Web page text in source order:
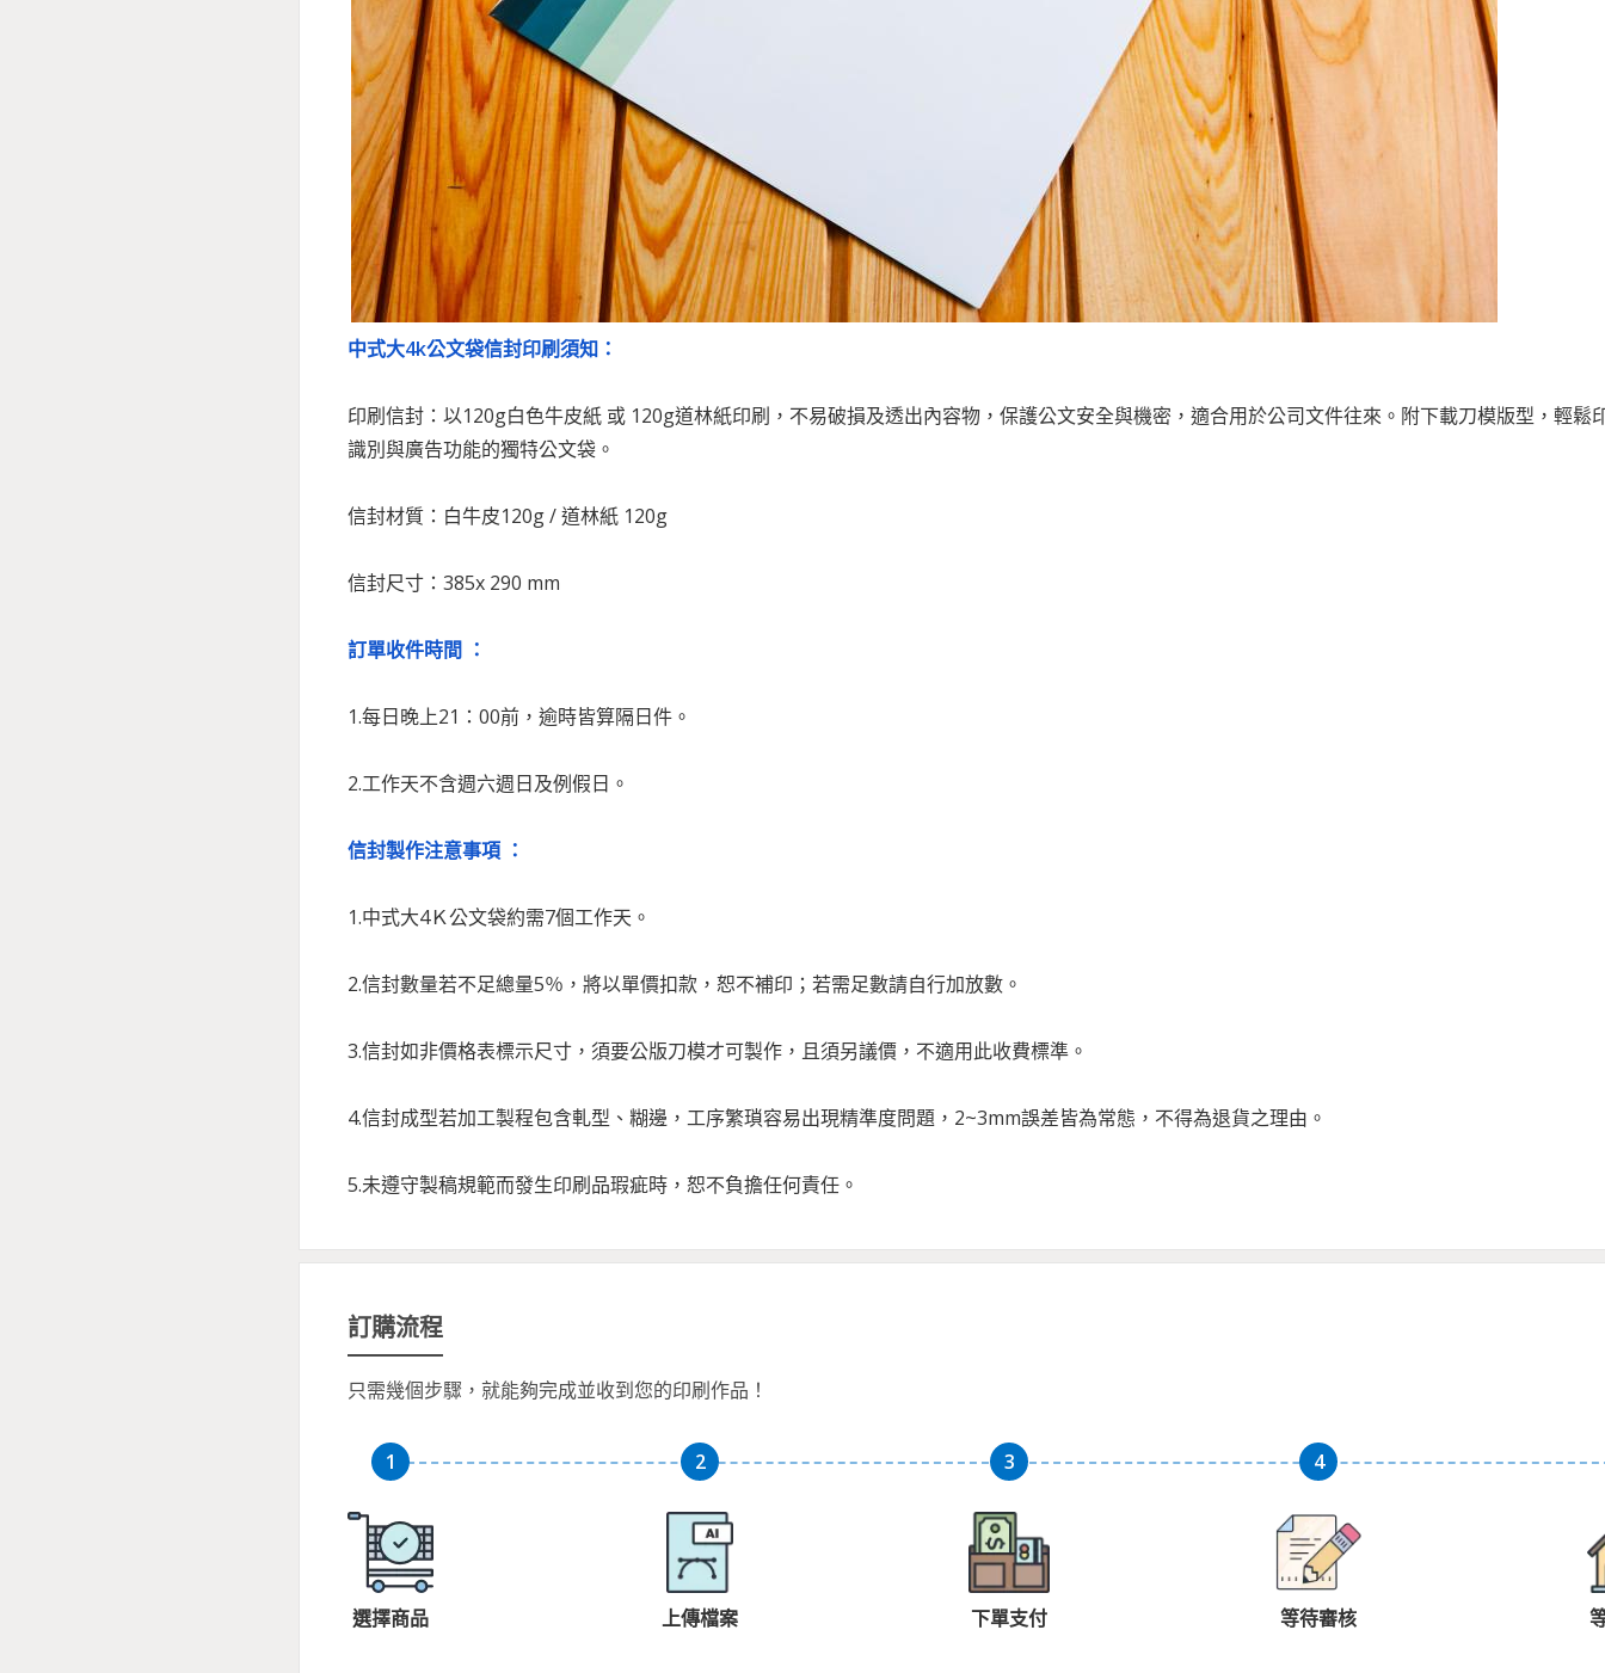
中式大4k公文袋信封印刷須知：
印刷信封：以120g白色牛皮紙 或 120g道林紙印刷，不易破損及透出內容物，保護公文安全與機密，適合用於公司文件往來。附下載刀模版型，輕鬆
識別與廣告功能的獨特公文袋。
信封材質：白牛皮120g / 道林紙 120g
信封尺寸：385x 290 mm
訂單收件時間 ：
1.每日晚上21：00前，逾時皆算隔日件。
2.工作天不含週六週日及例假日。
信封製作注意事項 ：
1.中式大4Ｋ公文袋約需7個工作天。
2.信封數量若不足總量5％，將以單價扣款，恕不補印；若需足數請自行加放數。
3.信封如非價格表標示尺寸，須要公版刀模才可製作，且須另議價，不適用此收費標準。
4.信封成型若加工製程包含軋型、糊邊，工序繁瑣容易出現精準度問題，2~3mm誤差皆為常態，不得為退貨之理由。
5.未遵守製稿規範而發生印刷品瑕疵時，恕不負擔任何責任。
訂購流程
只需幾個步驟，就能夠完成並收到您的印刷作品！
選擇商品 上傳檔案 下單支付 等待審核